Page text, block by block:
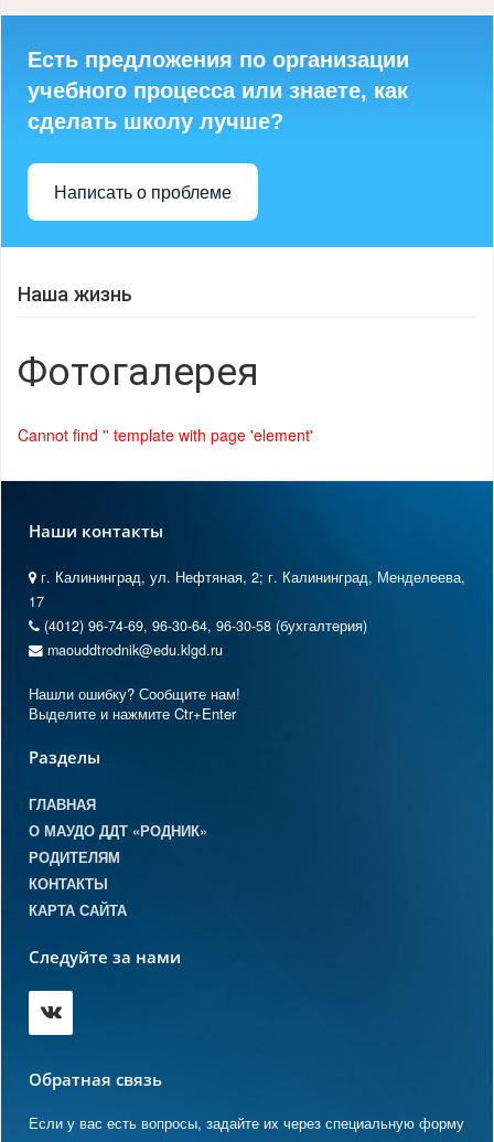
Есть предложения по организации
учебного процесса или знаете, как
сделать школу лучше?
Написать о проблеме
Наша жизнь
Фотогалерея
Cannot find '' template with page 'element'
Наши контакты
г. Калининград, ул. Нефтяная, 2; г. Калининград, Менделеева,
17
(4012) 96-74-69, 96-30-64, 96-30-58 (бухгалтерия)
maouddtrodnik@edu.klgd.ru
Нашли ошибку? Сообщите нам!
Выделите и нажмите Ctr+Enter
Разделы
ГЛАВНАЯ
О МАУДО ДДТ «РОДНИК»
РОДИТЕЛЯМ
КОНТАКТЫ
КАРТА САЙТА
Следуйте за нами
Обратная связь
Если у вас есть вопросы, задайте их через специальную форму